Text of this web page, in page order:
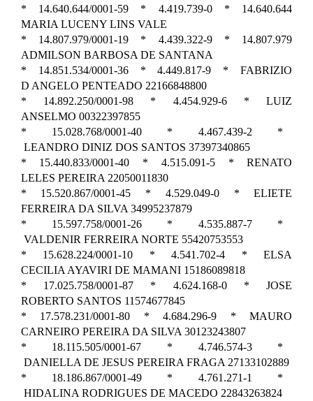
* 14.640.644/0001-59 * 4.419.739-0 * 14.640.644
MARIA LUCENY LINS VALE
* 14.807.979/0001-19 * 4.439.322-9 * 14.807.979
ADMILSON BARBOSA DE SANTANA
* 14.851.534/0001-36 * 4.449.817-9 * FABRIZIO
D ANGELO PENTEADO 22166848800
* 14.892.250/0001-98 * 4.454.929-6 * LUIZ
ANSELMO 00322397855
* 15.028.768/0001-40 * 4.467.439-2 *
LEANDRO DINIZ DOS SANTOS 37397340865
* 15.440.833/0001-40 * 4.515.091-5 * RENATO
LELES PEREIRA 22050011830
* 15.520.867/0001-45 * 4.529.049-0 * ELIETE
FERREIRA DA SILVA 34995237879
* 15.597.758/0001-26 * 4.535.887-7 *
VALDENIR FERREIRA NORTE 55420753553
* 15.628.224/0001-10 * 4.541.702-4 * ELSA
CECILIA AYAVIRI DE MAMANI 15186089818
* 17.025.758/0001-87 * 4.624.168-0 * JOSE
ROBERTO SANTOS 11574677845
* 17.578.231/0001-80 * 4.684.296-9 * MAURO
CARNEIRO PEREIRA DA SILVA 30123243807
* 18.115.505/0001-67 * 4.746.574-3 *
DANIELLA DE JESUS PEREIRA FRAGA 27133102889
* 18.186.867/0001-49 * 4.761.271-1 *
HIDALINA RODRIGUES DE MACEDO 22843263824